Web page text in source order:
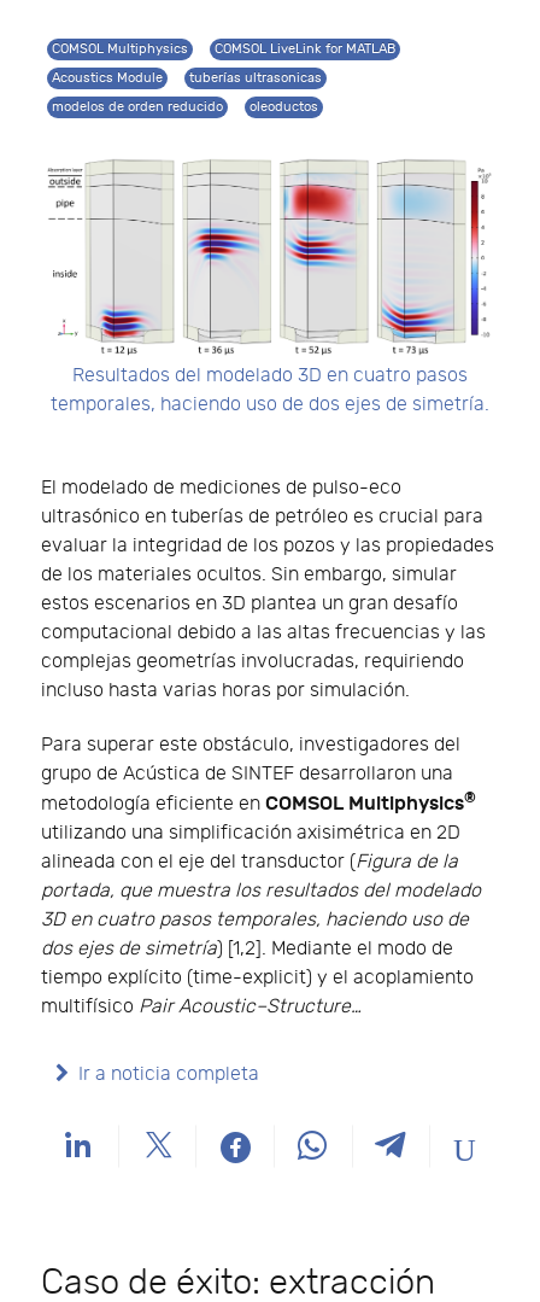
COMSOL Multiphysics
COMSOL LiveLink for MATLAB
Acoustics Module
tuberías ultrasonicas
modelos de orden reducido
oleoductos
Resultados del modelado 3D en cuatro pasos
temporales, haciendo uso de dos ejes de simetría.
El modelado de mediciones de pulso-eco
ultrasónico en tuberías de petróleo es crucial para
evaluar la integridad de los pozos y las propiedades
de los materiales ocultos. Sin embargo, simular
estos escenarios en 3D plantea un gran desafío
computacional debido a las altas frecuencias y las
complejas geometrías involucradas, requiriendo
incluso hasta varias horas por simulación.
Para superar este obstáculo, investigadores del
grupo de Acústica de SINTEF desarrollaron una
metodología eficiente en COMSOL Multiphysics®
utilizando una simplificación axisimétrica en 2D
alineada con el eje del transductor (Figura de la
portada, que muestra los resultados del modelado
3D en cuatro pasos temporales, haciendo uso de
dos ejes de simetría) [1,2]. Mediante el modo de
tiempo explícito (time-explicit) y el acoplamiento
multifísico Pair Acoustic–Structure…
Ir a noticia completa
Caso de éxito: extracción